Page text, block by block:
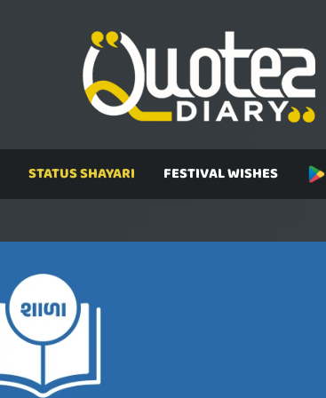
STATUS SHAYARI FESTIVAL WISHES